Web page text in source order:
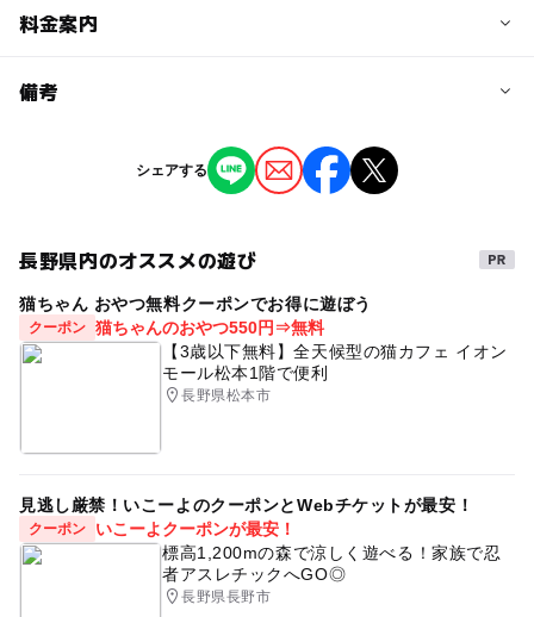
予約/応募
料金案内
料金について
備考
※掲載の情報は天候や主催者側の都合などにより変更にな
ることがあります。
シェアする
長野県内のオススメの遊び
猫ちゃん おやつ無料クーポンでお得に遊ぼう
クーポン 猫ちゃんのおやつ550円⇒無料
【3歳以下無料】全天候型の猫カフェ イオン
モール松本1階で便利
長野県松本市
見逃し厳禁！いこーよのクーポンとWebチケットが最安！
クーポン
いこーよクーポンが最安！
標高1,200mの森で涼しく遊べる！家族で忍
者アスレチックへGO◎
長野県長野市